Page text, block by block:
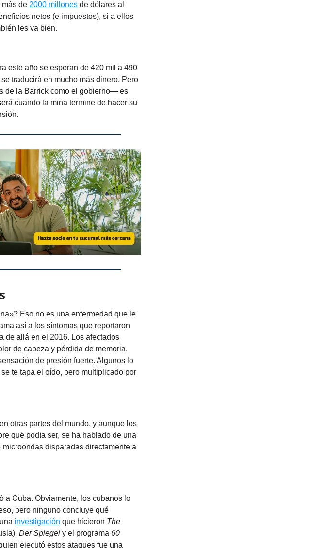
más de 2000 millones de dólares al
netos (e impuestos), si a ellos
les va bien.
este año se esperan de 420 mil a 490
traducirá en mucho más dinero. Pero
de la Barrick como el gobierno— es
cuando la mina termine de hacer su
Eso no es una enfermedad que le
así a los síntomas que reportaron
de allá en el 2016. Los afectados
de cabeza y pérdida de memoria.
de presión fuerte. Algunos lo
te tapa el oído, pero multiplicado por
otras partes del mundo, y aunque los
qué podía ser, se ha hablado de una
disparadas directamente a
a Cuba. Obviamente, los cubanos lo
pero ninguno concluye qué
investigación que hicieron The
Der Spiegel y el programa 60
ejecutó estos ataques fue una